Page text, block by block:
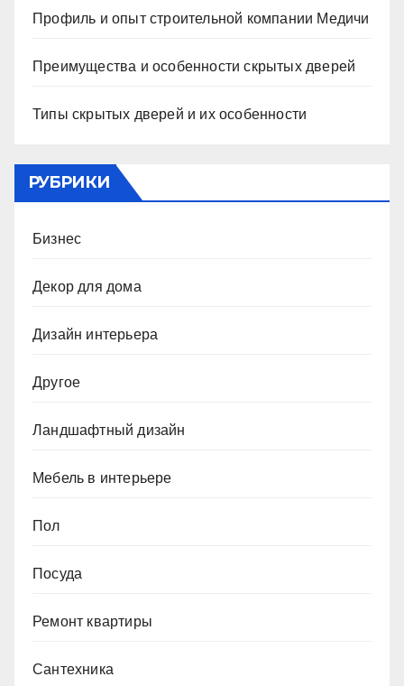
Профиль и опыт строительной компании Медичи
Преимущества и особенности скрытых дверей
Типы скрытых дверей и их особенности
РУБРИКИ
Бизнес
Декор для дома
Дизайн интерьера
Другое
Ландшафтный дизайн
Мебель в интерьере
Пол
Посуда
Ремонт квартиры
Сантехника